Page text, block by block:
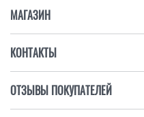
МАГАЗИН
КОНТАКТЫ
ОТЗЫВЫ ПОКУПАТЕЛЕЙ